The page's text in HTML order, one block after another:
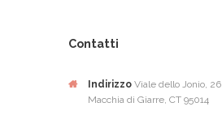
Contatti
Indirizzo Viale dello Jonio, 26
Macchia di Giarre, CT 95014